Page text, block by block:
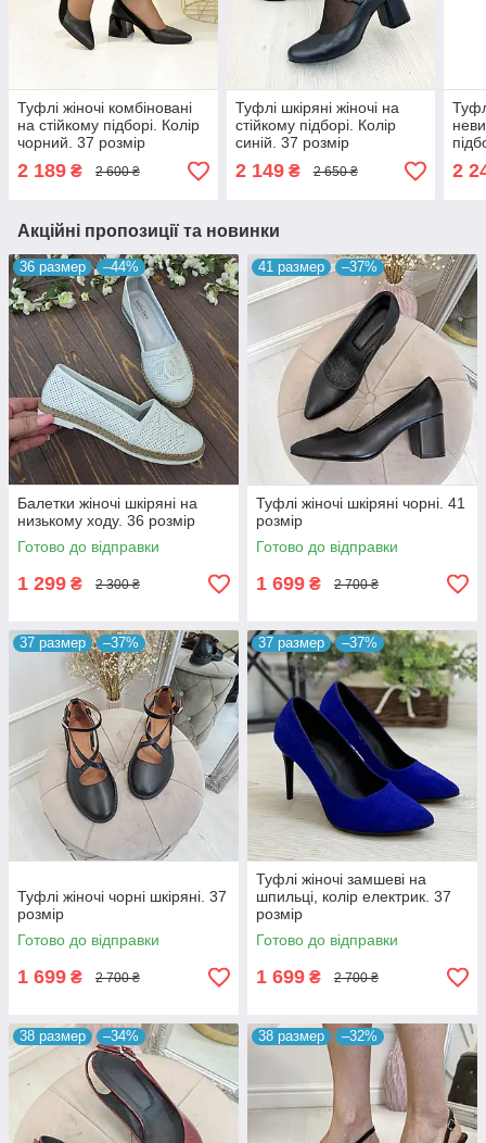
Туфлі жіночі комбіновані
на стійкому підборі. Колір
чорний. 37 розмір
2 189 ₴ 2 600 ₴
Туфлі шкіряні жіночі на
стійкому підборі. Колір
синій. 37 розмір
2 149₴ 2 650 ₴
38
2
Акційні пропозиції та новинки
36 размер –44%
Балетки жіночі шкіряні на
низькому ходу. 36 розмір
Готово до відправки
1 299 ₴ 2 300 ₴
41 размер –37%
Туфлі жіночі шкіряні чорні. 41
розмір
Готово до відправки
1 699 ₴ 2 700 ₴
37 размер –37%
Туфлі жіночі чорні шкіряні. 37
розмір
Готово до відправки
1 699 ₴ 2 700 ₴
37 размер –37%
Туфлі жіночі замшеві на
шпильці, колір електрик. 37
розмір
Готово до відправки
1 699 ₴ 2 700 ₴
38 размер –34% 38 размер –32%